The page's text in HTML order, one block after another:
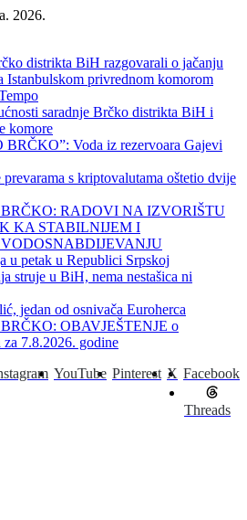
2026.
distrikta BiH razgovarali o jačanju
Istanbulskom privrednom komorom
saradnje Brčko distrikta BiH i
komore
Voda iz rezervoara Gajevi
s kriptovalutama oštetio dvije
RADOVI NA IZVORIŠTU
KA STABILNIJEM I
u petak u Republici Srpskoj
struje u BiH, nema nestašica ni
jedan od osnivača Euroherca
OBAVJEŠTENJE o
7.8.2026. godine
Facebook
X
Pinterest
YouTube
Threads